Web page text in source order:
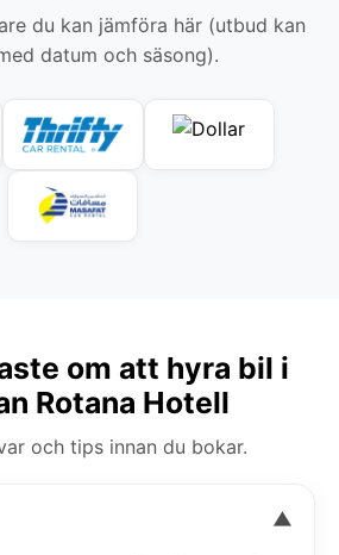
du kan jämföra här (utbud kan
datum och säsong).
om att hyra bil i
Rotana Hotell
och tips innan du bokar.
▼